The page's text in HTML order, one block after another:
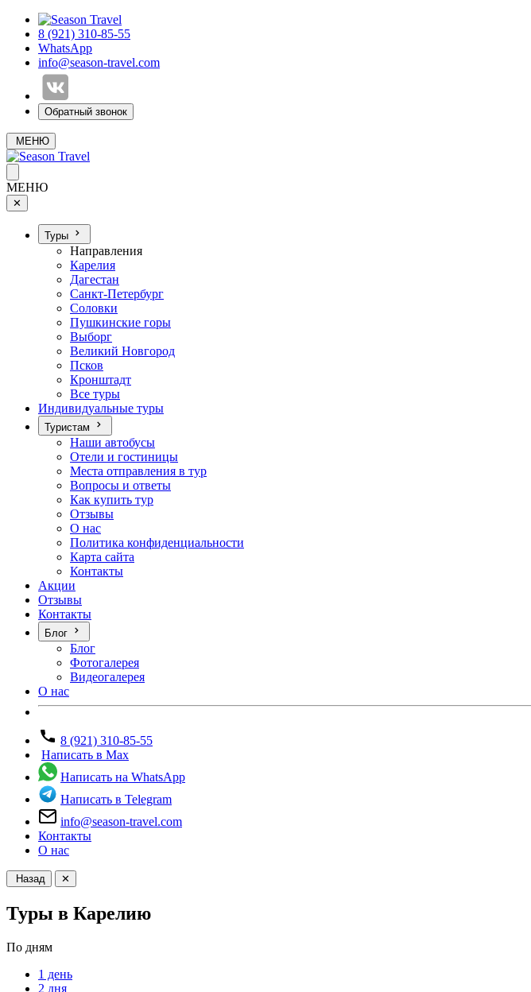
8 (921) 310-85-55
WhatsApp
info@season-travel.com
Обратный звонок
МЕНЮ
МЕНЮ
✕
Туры
Направления
Карелия
Дагестан
Санкт-Петербург
Соловки
Пушкинские горы
Выборг
Великий Новгород
Псков
Кронштадт
Все туры
Индивидуальные туры
Туристам
Наши автобусы
Отели и гостиницы
Места отправления в тур
Вопросы и ответы
Как купить тур
Отзывы
О нас
Политика конфиденциальности
Карта сайта
Контакты
Акции
Отзывы
Контакты
Блог
Блог
Фотогалерея
Видеогалерея
О нас
8 (921) 310-85-55
Написать в Max
Написать на WhatsApp
Написать в Telegram
info@season-travel.com
Контакты
О нас
Назад ✕
Туры в Карелию
По дням
1 день
2 дня